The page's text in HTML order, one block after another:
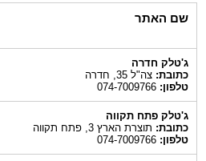
שם האתר
ג'טלק חדרה
כתובת:צה"ל 35, חדרה
טלפון:074-7009766
ג'טלק פתח תקווה
כתובת:תוצרת הארץ 3, פתח תקווה
טלפון:074-7009766